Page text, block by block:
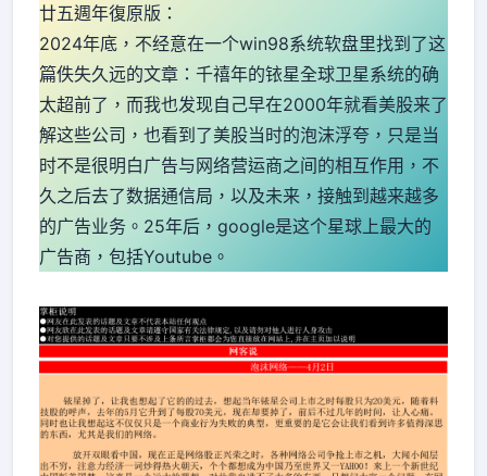
廿五週年復原版：
2024年底，不经意在一个win98系统软盘里找到了这
篇佚失久远的文章：千禧年的铱星全球卫星系统的确
太超前了，而我也发现自己早在2000年就看美股来了
解这些公司，也看到了美股当时的泡沫浮夸，只是当
时不是很明白广告与网络营运商之间的相互作用，不
久之后去了数据通信局，以及未来，接触到越来越多
的广告业务。25年后，google是这个星球上最大的
广告商，包括Youtube。